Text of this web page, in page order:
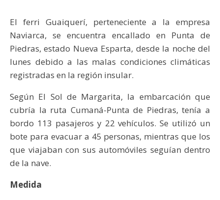
El ferri Guaiquerí, perteneciente a la empresa
Naviarca, se encuentra encallado en Punta de
Piedras, estado Nueva Esparta, desde la noche del
lunes debido a las malas condiciones climáticas
registradas en la región insular.
Según El Sol de Margarita, la embarcación que
cubría la ruta Cumaná-Punta de Piedras, tenía a
bordo 113 pasajeros y 22 vehículos. Se utilizó un
bote para evacuar a 45 personas, mientras que los
que viajaban con sus automóviles seguían dentro
de la nave.
Medida